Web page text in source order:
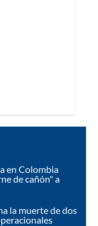
en Colombia
de cañón" a
la muerte de dos